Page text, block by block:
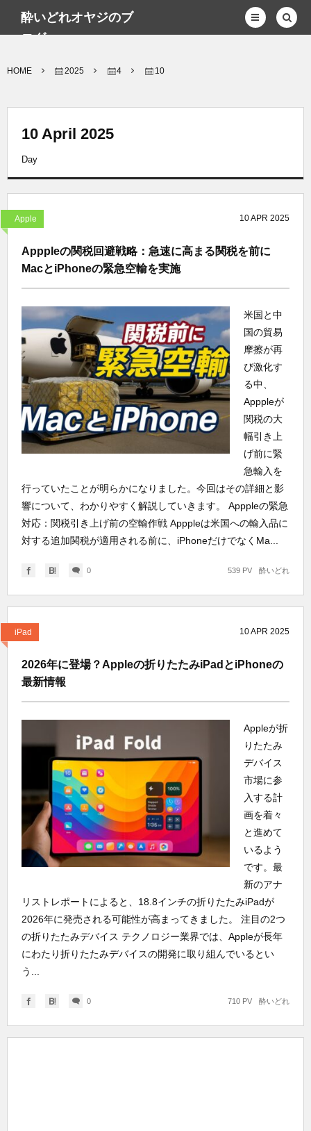
酔いどれオヤジのブ
ログwp
HOME 2025 4 10
10 April 2025
Day
Apple 10APR 2025
Apppleの関税回避戦略：急速に高まる関税を前に
MacとiPhoneの緊急空輸を実施
米国と中
国の貿易
摩擦が再
び激化す
る中、
Apppleが
関税の大
幅引き上
げ前に緊
急輸入を
行っていたことが明らかになりました。今回はその詳細と影
響について、わかりやすく解説していきます。 Apppleの緊急
対応：関税引き上げ前の空輸作戦 Apppleは米国への輸入品に
対する追加関税が適用される前に、iPhoneだけでなくMa...
0 酔いどれ
539 PV
iPad 10APR 2025
2026年に登場？Appleの折りたたみiPadとiPhoneの
最新情報
Appleが折
りたたみ
デバイス
市場に参
入する計
画を着々
と進めて
いるよう
です。最
新のアナ
リストレポートによると、18.8インチの折りたたみiPadが
2026年に発売される可能性が高まってきました。 注目の2つ
の折りたたみデバイス テクノロジー業界では、Appleが長年
にわたり折りたたみデバイスの開発に取り組んでいるとい
う...
0 酔いどれ
710 PV